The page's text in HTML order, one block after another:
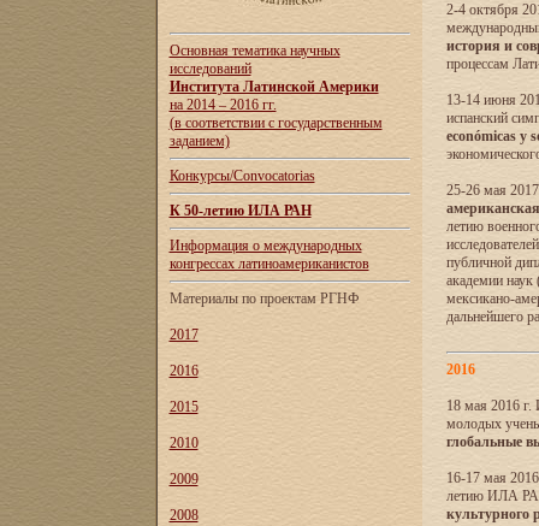
Основная тематика научных
исследований
Института Латинской Америки
на 2014 – 2016 гг.
(в соответствии с государственным
заданием)
Конкурсы/Convocatorias
К 50-летию ИЛА РАН
Информация о международных
конгрессах латиноамериканистов
Материалы по проектам РГНФ
2017
2016
2015
2010
2009
2008
2-4 октября
история и
процессам
13-14 июня
испанский
económicas y
25-26 мая
летию
публичной
академии
мексикано-
дальнейшего
2016
18 мая 2016 г.
молодых
глобальные
16-17 мая
летию ИЛА
культурного